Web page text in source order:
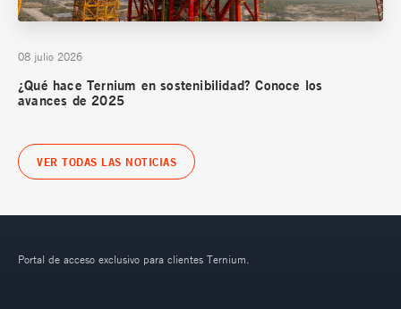
08 julio 2026
¿Qué hace Ternium en sostenibilidad? Conoce los
avances de 2025
VER TODAS LAS NOTICIAS
Portal de acceso exclusivo para clientes Ternium.